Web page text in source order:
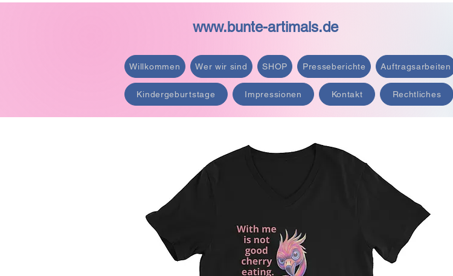
www.bunte-artimals.de
Willkommen Wer wir sind SHOP Presseberichte Auftragsarbeiten
Kindergeburtstage Impressionen Kontakt Rechtliches